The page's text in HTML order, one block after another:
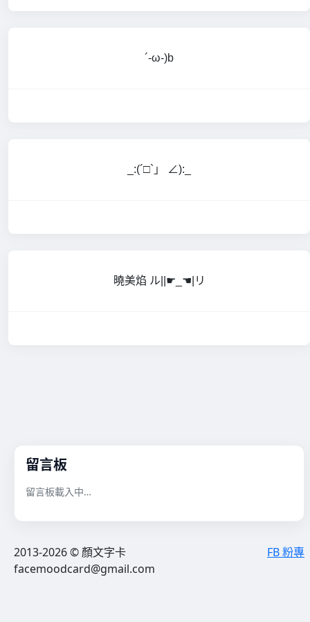
´-ω-)b
_:(´□`」 ∠):_
曉美焰 ル||☛_☚|リ
留言板
留言板載入中…
2013-2026 © 顏文字卡
facemoodcard@gmail.com
FB 粉專